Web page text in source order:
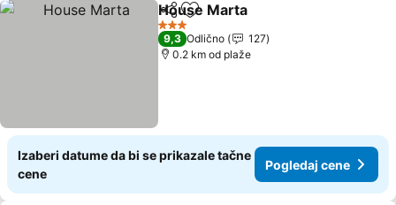
Deli Dodati u favorite
House Marta
3 Zvezdice
9,3 Odlično
127
0.2 km od plaže
Izaberi datume da bi se prikazale tačne
cene
Pogledaj cene